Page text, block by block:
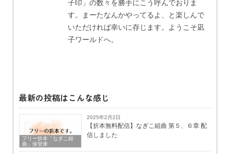
子印」の数々を勝手にこう呼んでおりま
す。まーたなんかやってるよ、と楽しんで
いただければ幸いに存じます。ようこそ凪
子ワールドへ。
最新の投稿はこんな感じ
フリー折本「なぎこ組
曲」保管庫
2025年2月2日
【折本無料配信】なぎこ組曲 第５、６章 配
信しました